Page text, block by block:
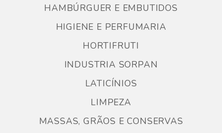
HAMBÚRGUER E EMBUTIDOS
HIGIENE E PERFUMARIA
HORTIFRUTI
INDUSTRIA SORPAN
LATICÍNIOS
LIMPEZA
MASSAS, GRÃOS E CONSERVAS